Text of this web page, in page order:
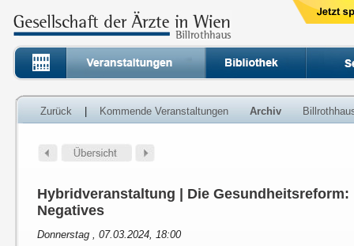
Zurück Kommende Veranstaltungen Archiv
Hybridveranstaltung | Die
Negatives
Donnerstag , 07.03.2024, 18:00